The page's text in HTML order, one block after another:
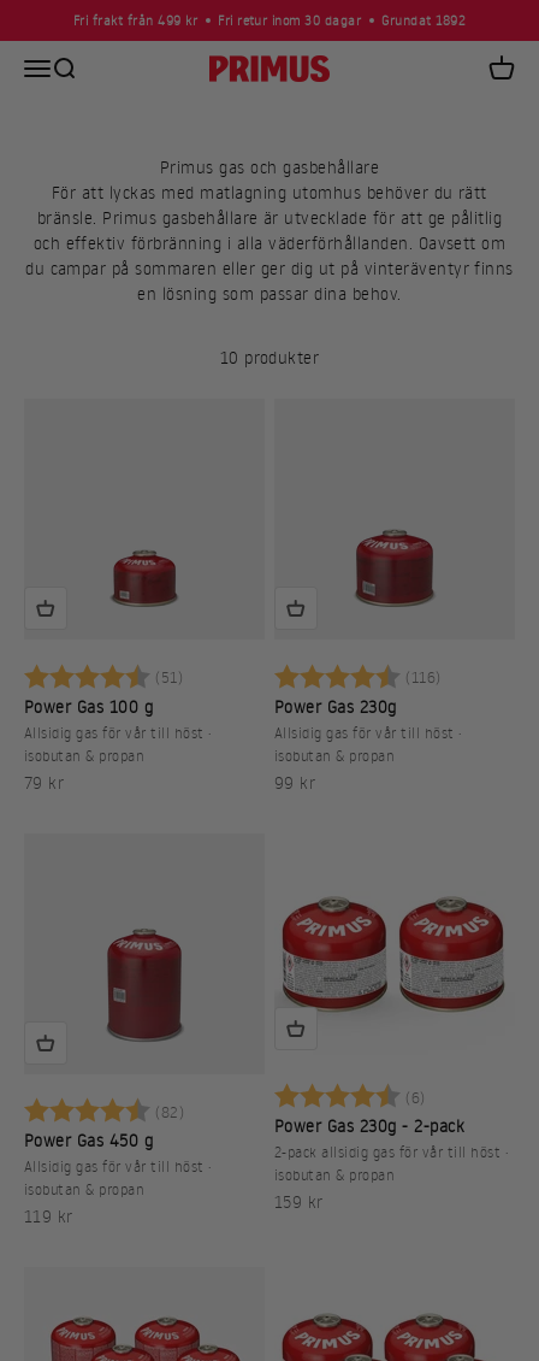
Hoppa till innehållet
Fri frakt från 499 kr Fri retur inom 30 dagar Grundat 1892
Öppna navigeringsmenyn
Öppna sök Primus
Primus gas och gasbehållare
För att lyckas med matlagning utomhus behöver du rätt
bränsle. Primus gasbehållare är utvecklade för att ge pålitlig
och effektiv förbränning i alla väderförhållanden. Oavsett om
du campar på sommaren eller ger dig ut på vinteräventyr finns
en lösning som passar dina behov.
10 produkter
Betyg: (51)
4.8 utav 5 stjärnor
Power Gas 100 g
Allsidig gas för vår till höst ·
isobutan & propan
REA-pris
79 kr
Betyg: (116)
Power Gas 230g
Allsidig gas för vår till höst ·
isobutan & propan
REA-pris
99 kr
Betyg: (82)
4.8 utav 5 stjärnor
Power Gas 450 g
Allsidig gas för vår till höst ·
isobutan & propan
REA-pris
119 kr
Betyg: (6)
Power Gas 230g - 2-pack
2-pack allsidig gas för vår till höst ·
isobutan & propan
REA-pris
159 kr